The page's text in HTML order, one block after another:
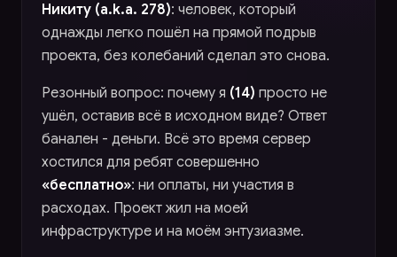
Никиту (a.k.a. 278): человек, который
однажды легко пошёл на прямой подрыв
проекта, без колебаний сделал это снова.
Резонный вопрос: почему я (14) просто не
ушёл, оставив всё в исходном виде? Ответ
банален - деньги. Всё это время сервер
хостился для ребят совершенно
«бесплатно»: ни оплаты, ни участия в
расходах. Проект жил на моей
инфраструктуре и на моём энтузиазме.